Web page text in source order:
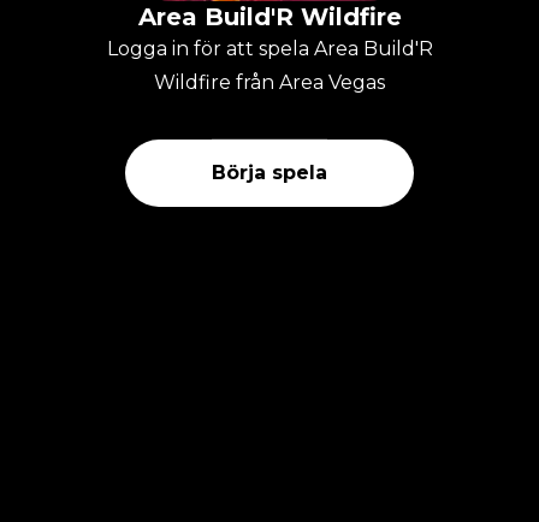
Area Build'R Wildfire
Logga in för att spela Area Build'R
Wildfire från Area Vegas
Börja spela